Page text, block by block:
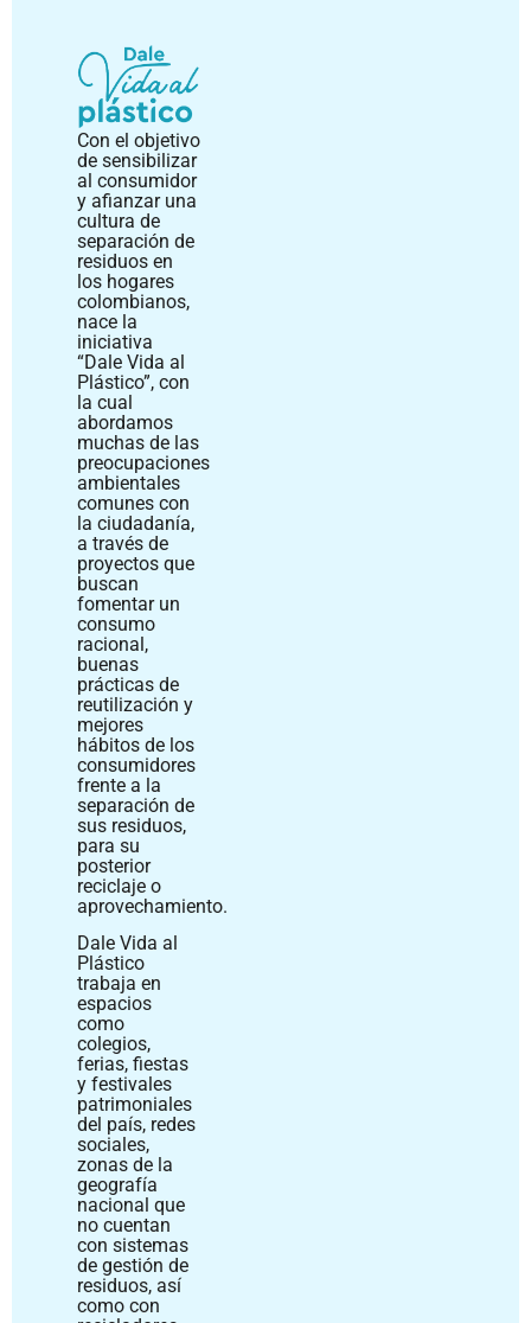
Con el objetivo
de sensibilizar
al consumidor
y afianzar una
cultura de
separación de
residuos en
los hogares
colombianos,
nace la
iniciativa
“Dale Vida al
Plástico”, con
la cual
abordamos
muchas de las
preocupaciones
ambientales
comunes con
la ciudadanía,
a través de
proyectos que
buscan
fomentar un
consumo
racional,
buenas
prácticas de
reutilización y
mejores
hábitos de los
consumidores
frente a la
separación de
sus residuos,
para su
posterior
reciclaje o
aprovechamiento.
Dale Vida al
Plástico
trabaja en
espacios
como
colegios,
ferias, fiestas
y festivales
patrimoniales
del país, redes
sociales,
zonas de la
geografía
nacional que
no cuentan
con sistemas
de gestión de
residuos, así
como con